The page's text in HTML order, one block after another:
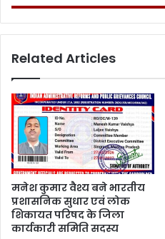
Related Articles
मनेश कुमार वैश्य बने भारतीय
प्रशासनिक सुधार एवं लोक
शिकायत परिषद के जिला
कार्यकारी समिति सदस्य